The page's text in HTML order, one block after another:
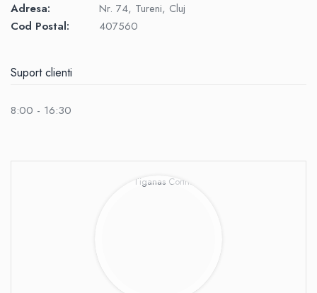
Adresa:
Nr. 74, Tureni, Cluj
Cod Postal:
407560
Suport clienti
8:00 - 16:30